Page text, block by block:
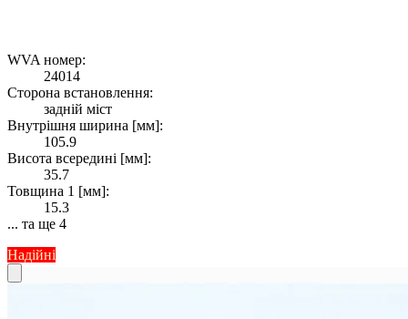
WVA номер:
24014
Сторона встановлення:
задній міст
Внутрішня ширина [мм]:
105.9
Висота всередині [мм]:
35.7
Товщина 1 [мм]:
15.3
... та ще 4
Надійні